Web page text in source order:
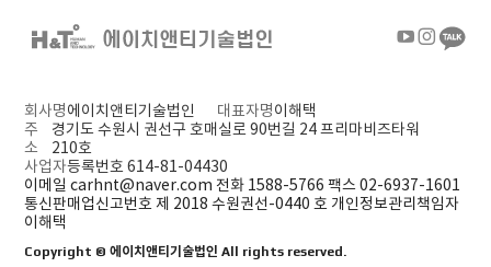
회사명에이치앤티기술법인 대표자명이해택
주
소
경기도 수원시 권선구 호매실로 90번길 24 프리마비즈타워
210호
사업자등록번호 614-81-04430
이메일 carhnt@naver.com 전화 1588-5766 팩스 02-6937-1601
통신판매업신고번호 제 2018 수원권선-0440 호 개인정보관리책임자
이해택
Copyright ©에이치앤티기술법인 All rights reserved.